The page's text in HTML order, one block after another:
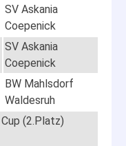
SV Askania
Coepenick
SV Askania
Coepenick
BW Mahlsdorf
Waldesruh
(2.Platz)